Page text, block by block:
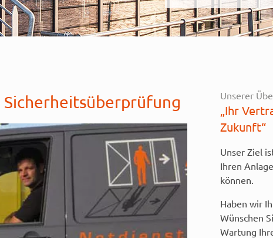
Unserer
„Ihr
Zukunft“
Unser Ziel
Ihren
können.
Haben wir
Wünschen
Wartung